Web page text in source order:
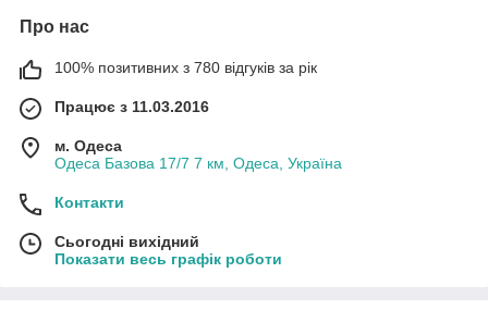
Про нас
100% позитивних з 780 відгуків за рік
Працює з 11.03.2016
м. Одеса
Одеса Базова 17/7 7 км, Одеса, Україна
Контакти
Сьогодні вихідний
Показати весь графік роботи